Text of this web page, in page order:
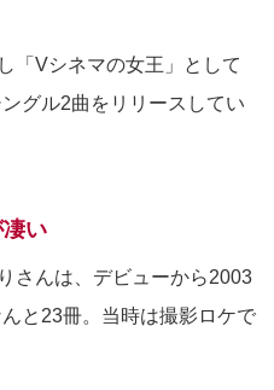
「Vシネマの女王」として
グル2曲をリリースしてい
い
さんは、デビューから2003
と23冊。当時は撮影ロケで